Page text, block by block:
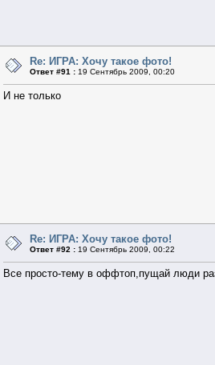
Re: ИГРА: Хочу такое фото!
Ответ #91 : 19 Сентябрь 2009, 00:20
И не только
Re: ИГРА: Хочу такое фото!
Ответ #92 : 19 Сентябрь 2009, 00:22
Все просто-тему в оффтоп,пущай люди